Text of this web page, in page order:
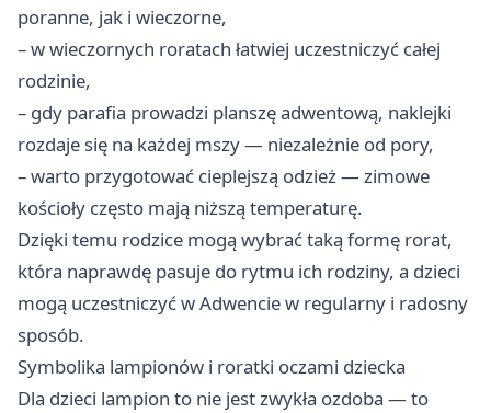
poranne, jak i wieczorne,
– w wieczornych roratach łatwiej uczestniczyć całej
rodzinie,
– gdy parafia prowadzi planszę adwentową, naklejki
rozdaje się na każdej mszy — niezależnie od pory,
– warto przygotować cieplejszą odzież — zimowe
kościoły często mają niższą temperaturę.
Dzięki temu rodzice mogą wybrać taką formę rorat,
która naprawdę pasuje do rytmu ich rodziny, a dzieci
mogą uczestniczyć w Adwencie w regularny i radosny
sposób.
Symbolika lampionów i roratki oczami dziecka
Dla dzieci lampion to nie jest zwykła ozdoba — to